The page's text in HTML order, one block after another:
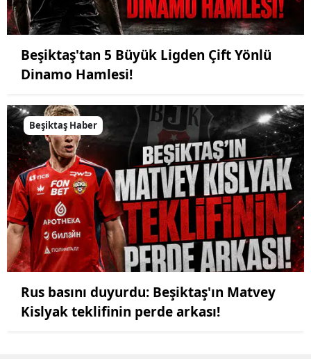
Beşiktaş'tan 5 Büyük Ligden Çift Yönlü
Dinamo Hamlesi!
Beşiktaş Haber
Rus basını duyurdu: Beşiktaş'ın Matvey
Kislyak teklifinin perde arkası!